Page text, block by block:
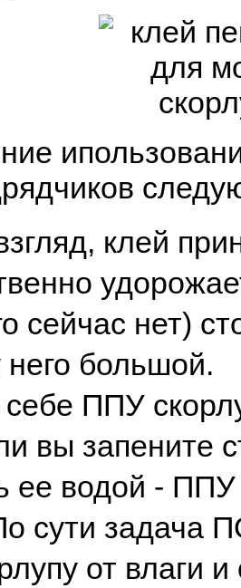
клей
сейчас нет)
него большой.
ППУ
вы запените
ее водой - ППУ
сути
от влаги